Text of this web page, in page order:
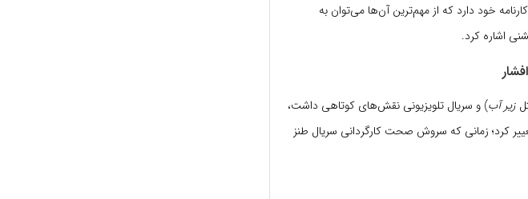
خود دارد که از مهم‌ترین آن‌ها می‌توان به
اشاره کرد.
زیر آب) و سریال تلویزیونی نقش‌های کوتاهی داشت،
مردم او را نمی‌شناختند. همه چیز در بهار سال ۱۳۹۰ تغییر کرد؛ زمانی که سروش صحت کارگردانی سریال طنز